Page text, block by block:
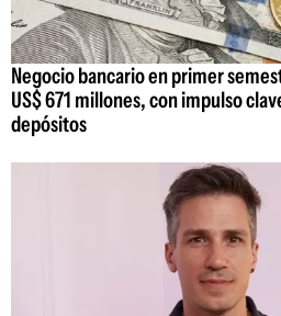
Negocio bancario en primer
US$ 671 millones, con impulso
depósitos